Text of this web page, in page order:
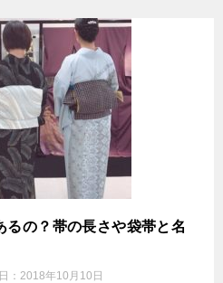
るの？帯の長さや袋帯と名
： 2018年10月10日